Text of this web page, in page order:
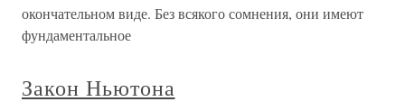
окончательном виде. Без всякого сомнения, они имеют
фундаментальное
Закон Ньютона